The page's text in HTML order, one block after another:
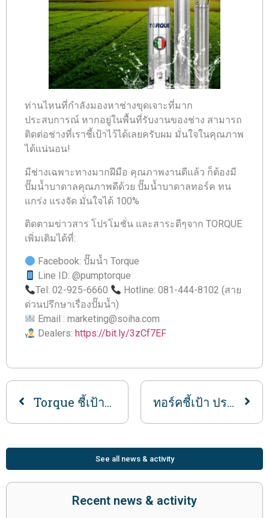
ท่านไหนที่กำลังมองหาช่างขุดเจาะที่มาก
ประสบการณ์ หากอยู่ในพื้นที่รับงานของช่าง สามารถ
ติดต่อช่างที่เราชี้เป้าไว้ได้เลยครับผม มั่นใจในคุณภาพ
ได้แน่นอน!
มีช่างเฉพาะทางมากฝีมือ คุณภาพงานดีแล้ว ก็ต้องมี
ปั๊มน้ำบาดาลคุณภาพดีด้วย ปั๊มน้ำบาดาลทอร์ค ทน
แกร่ง แรงจัด มั่นใจได้ 100%
ติดตามข่าวสาร โปรโมชั่น และสาระดีๆจาก TORQUE
เพิ่มเติมได้ที่:
Facebook: ปั๊มน้ำ Torque
Line ID: @pumptorque
Tel: 02-925-6660
Hotline: 081-444-8102 (สาย
ด่วนปรึกษาเรื่องปั๊มน้ำ)
Email : marketing@soiha.com
Dealers: https://bit.ly/3zCf7EF
Torque ชี้เป้าประจำเดือนมิถุนายน ทอร์คชี้เป้า ประจำเดือนสิงหาคม 2566
See all news & activity
Recent news & activity